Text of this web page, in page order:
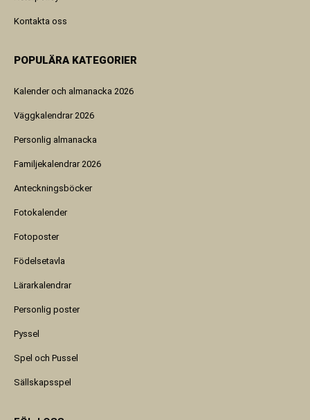
Kontakta oss
POPULÄRA KATEGORIER
Kalender och almanacka 2026
Väggkalendrar 2026
Personlig almanacka
Familjekalendrar 2026
Anteckningsböcker
Fotokalender
Fotoposter
Födelsetavla
Lärarkalendrar
Personlig poster
Pyssel
Spel och Pussel
Sällskapsspel